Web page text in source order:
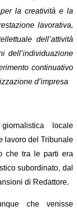
la creatività e la
lavorativa,
dell’attività
dell’individuazione
continuativo
d’impresa
locale
lavoro del Tribunale
che tra le parti era
subordinato, dal
di Redattore.
che venisse